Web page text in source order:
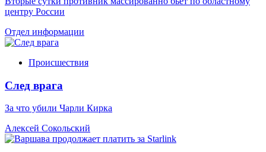
центру России
Отдел информации
Происшествия
След врага
За что убили Чарли Кирка
Алексей Сокольский